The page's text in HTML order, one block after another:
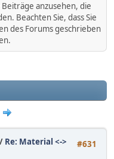
anzusehen, die
Beachten Sie, dass Sie
des Forums geschrieben
#631
/ Re: Material <->